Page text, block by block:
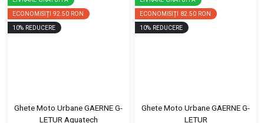
ECONOMISIȚI 92.50 RON
10% REDUCERE
Ghete Moto Urbane GAERNE G-
LETUR Aquatech
ECONOMISIȚI 82.50 RON
10% REDUCERE
Ghete Moto Urbane GAERNE G-
LETUR